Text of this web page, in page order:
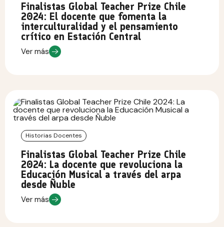
Finalistas Global Teacher Prize Chile
2024: El docente que fomenta la
interculturalidad y el pensamiento
crítico en Estación Central
Ver más
Historias Docentes
Finalistas Global Teacher Prize Chile
2024: La docente que revoluciona la
Educación Musical a través del arpa
desde Ñuble
Ver más